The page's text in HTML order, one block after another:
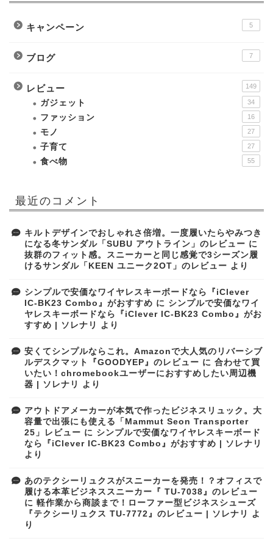
キャンペーン 5
ブログ 7
レビュー 149
ガジェット 34
ファッション 16
モノ 27
子育て 27
食べ物 55
最近のコメント
キルトデザインでおしゃれさ倍増。一度履いたらやみつき
になる冬サンダル「SUBU アウトライン」のレビュー に
抜群のフィット感。スニーカーと同じ感覚で3シーズン履
けるサンダル「KEEN ユニーク2OT」のレビュー より
シンプルで安価なワイヤレスキーボードなら『iClever
IC-BK23 Combo』がおすすめ に シンプルで安価なワイ
ヤレスキーボードなら『iClever IC-BK23 Combo』がお
すすめ | ソレナリ
より
安くてシンプルならこれ。Amazonで大人気のリバーシブ
ルデスクマット『GOODYEP』のレビュー に 合わせて買
いたい！chromebookユーザーにおすすめしたい周辺機
器 | ソレナリ
より
アウトドアメーカーが本気で作ったビジネスリュック。大
容量で出張にも使える「Mammut Seon Transporter
25」レビュー に シンプルで安価なワイヤレスキーボード
なら『iClever IC-BK23 Combo』がおすすめ | ソレナリ
より
あのテクシーリュクスがスニーカーを発売！？オフィスで
履ける本革ビジネススニーカー『 TU-7038』のレビュー
に 軽作業から商談まで！ローファー型ビジネスシューズ
『テクシーリュクス TU-7772』のレビュー | ソレナリ
よ
り